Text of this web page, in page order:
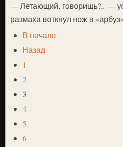
— Летающий, говоришь?.. —
размаха воткнул нож в
В начало
Назад
1
2
3
4
5
6